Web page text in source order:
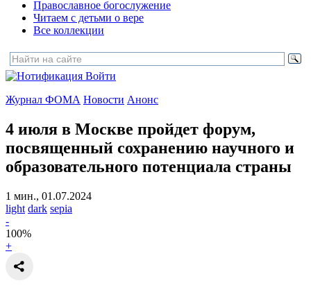
Православное богослужение
Читаем с детьми о вере
Все коллекции
Войти
Журнал ФОМА Новости Анонс
4 июля в Москве пройдет форум,
посвященный сохранению научного и
образовательного потенциала страны
1 мин., 01.07.2024
light dark sepia
-
100%
+